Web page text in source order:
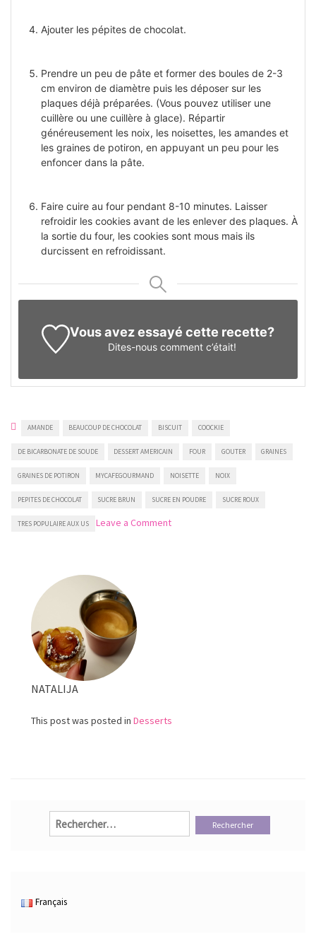
Ajouter les pépites de chocolat.
Prendre un peu de pâte et former des boules de 2-3
cm environ de diamètre puis les déposer sur les
plaques déjà préparées. (Vous pouvez utiliser une
cuillère ou une cuillère à glace). Répartir
généreusement les noix, les noisettes, les amandes et
les graines de potiron, en appuyant un peu pour les
enfoncer dans la pâte.
Faire cuire au four pendant 8-10 minutes. Laisser
refroidir les cookies avant de les enlever des plaques. À
la sortie du four, les cookies sont mous mais ils
durcissent en refroidissant.
Vous avez essayé cette recette?
Dites-nous comment c’était!
AMANDE BEAUCOUP DE CHOCOLAT BISCUIT COOCKIE
DE BICARBONATE DE SOUDE DESSERT AMERICAIN FOUR GOUTER GRAINES
GRAINES DE POTIRON MYCAFEGOURMAND NOISETTE NOIX
PEPITES DE CHOCOLAT SUCRE BRUN SUCRE EN POUDRE SUCRE ROUX
TRES POPULAIRE AUX US Leave a Commenton
NATALIJA
This post was posted in Desserts
Rechercher :
Français